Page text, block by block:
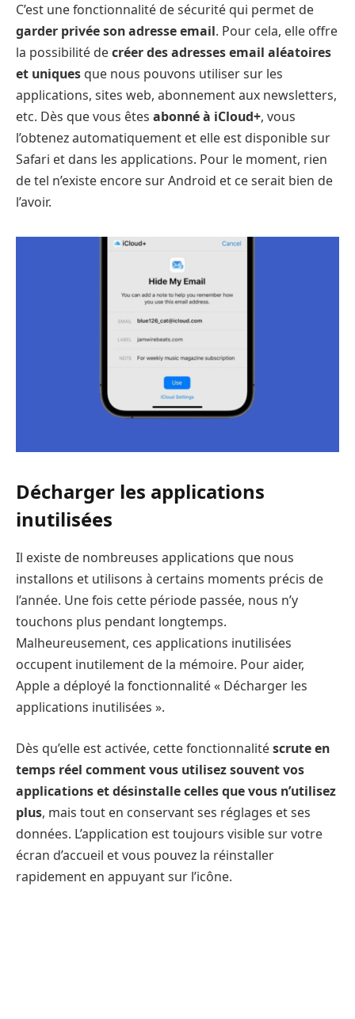
C’est une fonctionnalité de sécurité qui permet de
garder privée son adresse email. Pour cela, elle offre
la possibilité decréer des adresses email aléatoires
et uniques que nous pouvons utiliser sur les
applications, sites web, abonnement aux newsletters,
etc. Dès que vous êtes abonné à iCloud+, vous
l’obtenez automatiquement et elle est disponible sur
Safari et dans les applications. Pour le moment, rien
de tel n’existe encore sur Android et ce serait bien de
l’avoir.
Décharger les applications
inutilisées
Il existe de nombreuses applications que nous
installons et utilisons à certains moments précis de
l’année. Une fois cette période passée, nous n’y
touchons plus pendant longtemps.
Malheureusement, ces applications inutilisées
occupent inutilement de la mémoire. Pour aider,
Apple a déployé la fonctionnalité « Décharger les
applications inutilisées ».
Dès qu’elle est activée, cette fonctionnalitéscrute en
temps réel comment vous utilisez souvent vos
applications et désinstalle celles que vous n’utilisez
plus, mais tout en conservant ses réglages et ses
données. L’application est toujours visible sur votre
écran d’accueil et vous pouvez la réinstaller
rapidement en appuyant sur l’icône.